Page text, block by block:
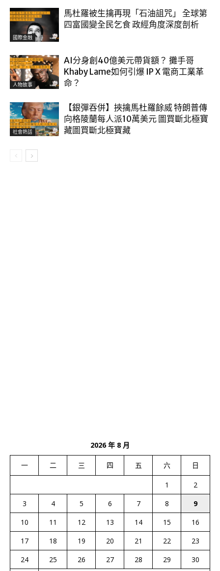
國際金融
馬杜羅被生擒再現「石油詛咒」 全球第
四富國變全民乞食 政經角度深度剖析
人物故事
AI分身創40億美元帶貨額？ 攤手哥
Khaby Lame如何引爆 IP X 電商工業革
命？
社會熱話
【銀彈吞併】挾擒馬杜羅餘威 特朗普傳
向格陵蘭每人派10萬美元 圖買斷北極寶
藏圖買斷北極寶藏
2026 年 8 月
一 二 三 四 五 六 日
1
2
3
4 5 6 7 8
9
10
11 12 13 14 15
16
17
18 19 20 21 22
23
24
25 26 27 28 29
30